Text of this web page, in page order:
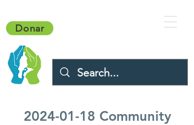
Donar
2024-01-18 Community